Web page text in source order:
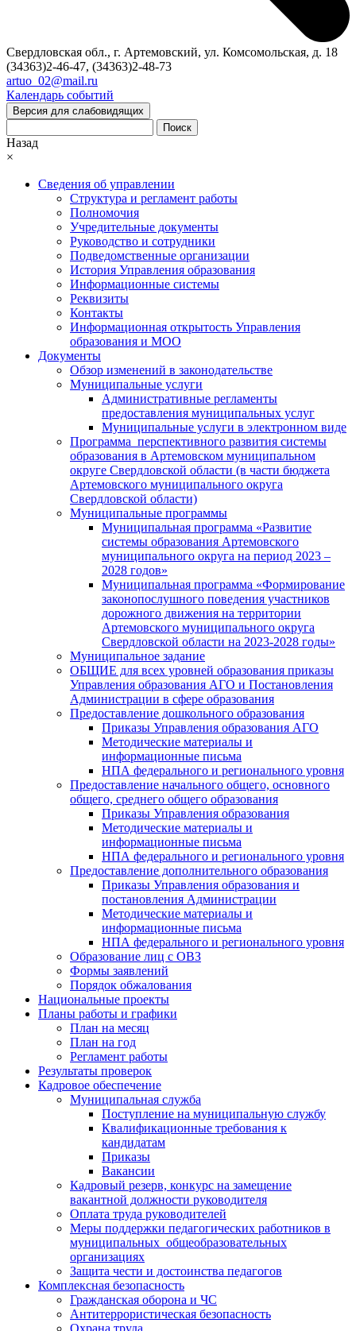
Свердловская обл., г. Артемовский, ул. Комсомольская, д. 18
(34363)2-46-47, (34363)2-48-73
artuo_02@mail.ru
Календарь событий
Версия для слабовидящих
Поиск
Назад
×
Сведения об управлении
Структура и регламент работы
Полномочия
Учредительные документы
Руководство и сотрудники
Подведомственные организации
История Управления образования
Информационные системы
Реквизиты
Контакты
Информационная открытость Управления
образования и МОО
Документы
Обзор изменений в законодательстве
Муниципальные услуги
Административные регламенты
предоставления муниципальных услуг
Муниципальные услуги в электронном виде
Программа перспективного развития системы
образования в Артемовском муниципальном
округе Свердловской области (в части бюджета
Артемовского муниципального округа
Свердловской области)
Муниципальные программы
Муниципальная программа «Развитие
системы образования Артемовского
муниципального округа на период 2023 –
2028 годов»
Муниципальная программа «Формирование
законопослушного поведения участников
дорожного движения на территории
Артемовского муниципального округа
Свердловской области на 2023-2028 годы»
Муниципальное задание
ОБЩИЕ для всех уровней образования приказы
Управления образования АГО и Постановления
Администрации в сфере образования
Предоставление дошкольного образования
Приказы Управления образования АГО
Методические материалы и
информационные письма
НПА федерального и регионального уровня
Предоставление начального общего, основного
общего, среднего общего образования
Приказы Управления образования
Методические материалы и
информационные письма
НПА федерального и регионального уровня
Предоставление дополнительного образования
Приказы Управления образования и
постановления Администрации
Методические материалы и
информационные письма
НПА федерального и регионального уровня
Образование лиц с ОВЗ
Формы заявлений
Порядок обжалования
Национальные проекты
Планы работы и графики
План на месяц
План на год
Регламент работы
Результаты проверок
Кадровое обеспечение
Муниципальная служба
Поступление на муниципальную службу
Квалификационные требования к
кандидатам
Приказы
Вакансии
Кадровый резерв, конкурс на замещение
вакантной должности руководителя
Оплата труда руководителей
Меры поддержки педагогических работников в
муниципальных общеобразовательных
организациях
Защита чести и достоинства педагогов
Комплексная безопасность
Гражданская оборона и ЧС
Антитеррористическая безопасность